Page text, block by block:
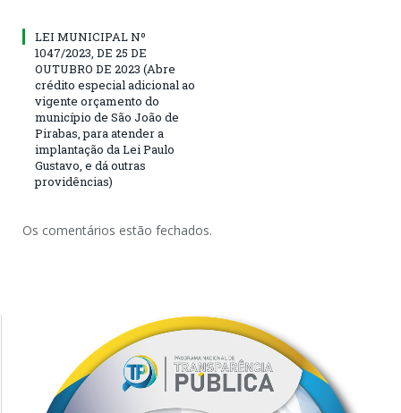
LEI MUNICIPAL Nº
1047/2023, DE 25 DE
OUTUBRO DE 2023 (Abre
crédito especial adicional ao
vigente orçamento do
município de São João de
Pirabas, para atender a
implantação da Lei Paulo
Gustavo, e dá outras
providências)
Os comentários estão fechados.